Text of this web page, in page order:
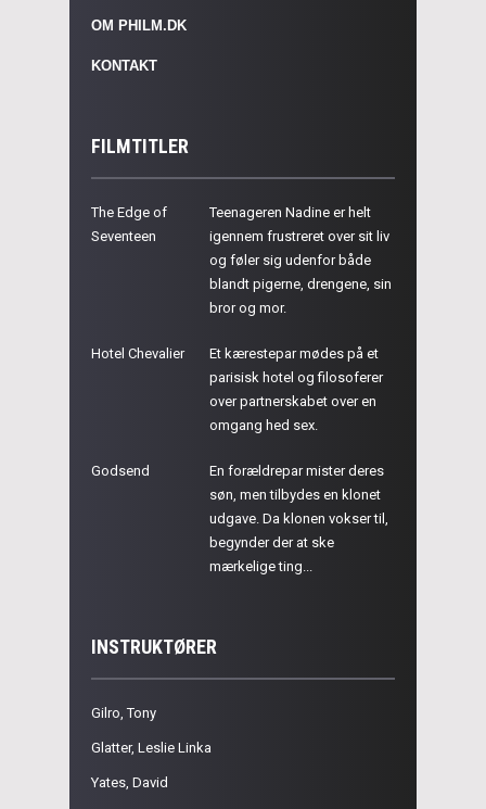
OM PHILM.DK
KONTAKT
FILMTITLER
The Edge of
Seventeen
Teenageren Nadine er helt
igennem frustreret over sit liv
og føler sig udenfor både
blandt pigerne, drengene, sin
bror og mor.
Hotel Chevalier
Et kærestepar mødes på et
parisisk hotel og filosoferer
over partnerskabet over en
omgang hed sex.
Godsend
En forældrepar mister deres
søn, men tilbydes en klonet
udgave. Da klonen vokser til,
begynder der at ske
mærkelige ting...
INSTRUKTØRER
Gilro, Tony
Glatter, Leslie Linka
Yates, David